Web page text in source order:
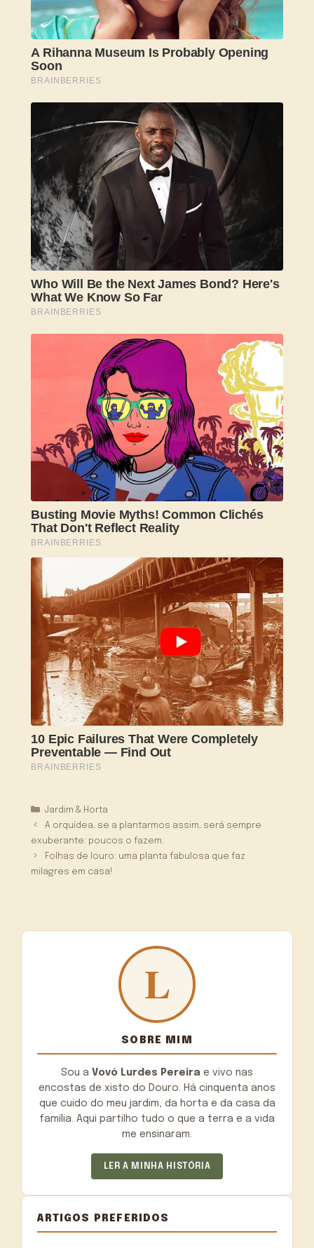
Categorias
Jardim & Horta
A orquídea, se a plantarmos assim, será sempre
exuberante: poucos o fazem.
Folhas de louro: uma planta fabulosa que faz
milagres em casa!
SOBRE MIM
Sou a Vovó Lurdes Pereira e vivo nas
encostas de xisto do Douro. Há cinquenta anos
que cuido do meu jardim, da horta e da casa da
família. Aqui partilho tudo o que a terra e a vida
me ensinaram.
LER A MINHA HISTÓRIA
ARTIGOS PREFERIDOS